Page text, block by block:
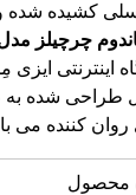
چرچیلز
کننده می
محصول